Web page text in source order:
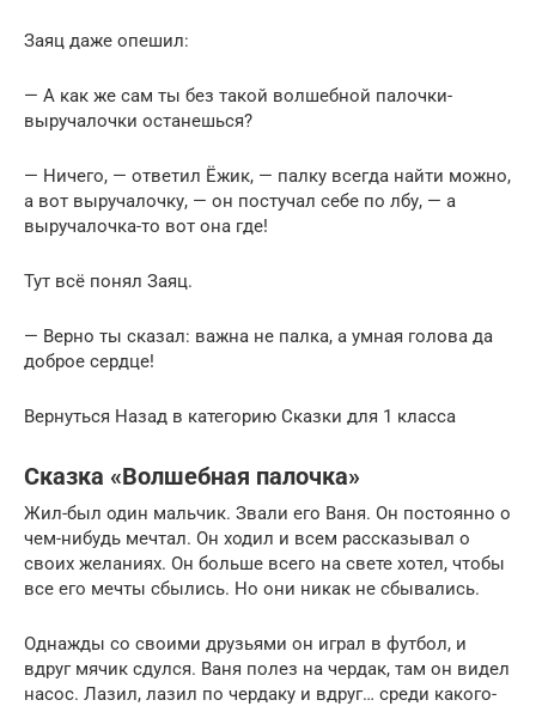
Заяц даже опешил:
— А как же сам ты без такой волшебной палочки-
выручалочки останешься?
— Ничего, — ответил Ёжик, — палку всегда найти можно,
а вот выручалочку, — он постучал себе по лбу, — а
выручалочка-то вот она где!
Тут всё понял Заяц.
— Верно ты сказал: важна не палка, а умная голова да
доброе сердце!
Вернуться Назад в категорию Сказки для 1 класса
Сказка «Волшебная палочка»
Жил-был один мальчик. Звали его Ваня. Он постоянно о
чем-нибудь мечтал. Он ходил и всем рассказывал о
своих желаниях. Он больше всего на свете хотел, чтобы
все его мечты сбылись. Но они никак не сбывались.
Однажды со своими друзьями он играл в футбол, и
вдруг мячик сдулся. Ваня полез на чердак, там он видел
насос. Лазил, лазил по чердаку и вдруг… среди какого-